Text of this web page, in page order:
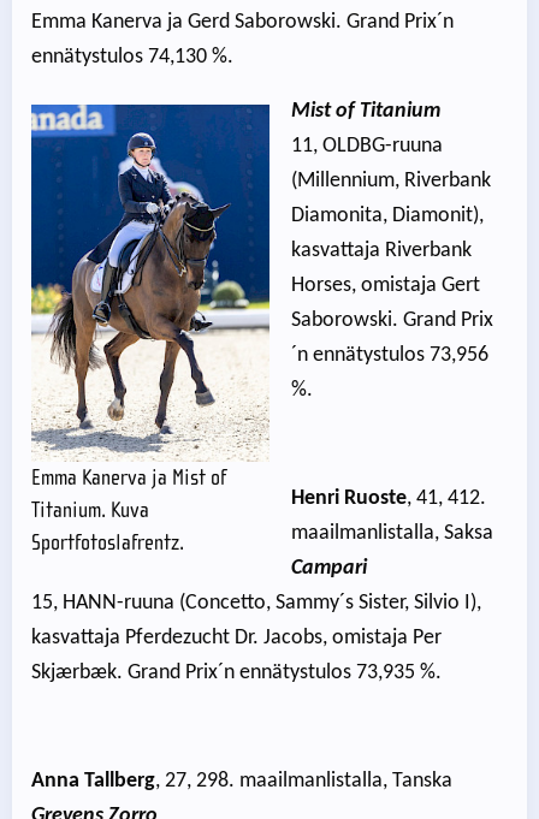
Emma Kanerva ja Gerd Saborowski. Grand Prix´n
ennätystulos 74,130 %.
Emma Kanerva ja Mist of
Titanium. Kuva
Sportfotoslafrentz.
Mist of Titanium
11, OLDBG-ruuna
(Millennium, Riverbank
Diamonita, Diamonit),
kasvattaja Riverbank
Horses, omistaja Gert
Saborowski. Grand Prix
´n ennätystulos 73,956
%.
Henri Ruoste, 41, 412.
maailmanlistalla, Saksa
Campari
15, HANN-ruuna (Concetto, Sammy´s Sister, Silvio I),
kasvattaja Pferdezucht Dr. Jacobs, omistaja Per
Skjærbæk. Grand Prix´n ennätystulos 73,935 %.
Anna Tallberg, 27, 298. maailmanlistalla, Tanska